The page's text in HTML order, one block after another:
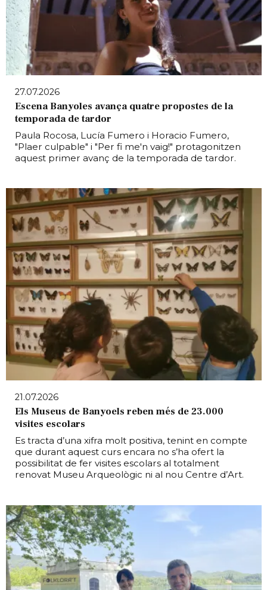
27.07.2026
Escena Banyoles avança quatre propostes de la
temporada de tardor
Paula Rocosa, Lucía Fumero i Horacio Fumero,
"Plaer culpable" i "Per fi me'n vaig!" protagonitzen
aquest primer avanç de la temporada de tardor.
21.07.2026
Els Museus de Banyoels reben més de 23.000
visites escolars
Es tracta d’una xifra molt positiva, tenint en compte
que durant aquest curs encara no s’ha ofert la
possibilitat de fer visites escolars al totalment
renovat Museu Arqueològic ni al nou Centre d’Art.